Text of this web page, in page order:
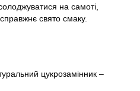
на самоті,
свято смаку.
цукрозамінник –